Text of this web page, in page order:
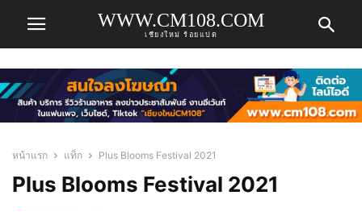
WWW.CM108.COM
เชียงใหม่ ร้อยแปด
หน้าแรก แท็ก Plus Blooms Festival 2021
Plus Blooms Festival 2021